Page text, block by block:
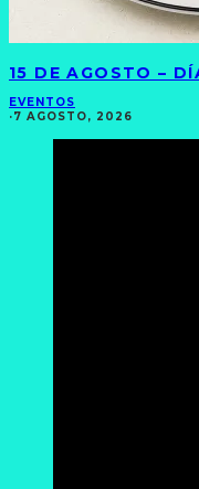
15 DE AGOSTO –
EVENTOS
·7 AGOSTO, 2026